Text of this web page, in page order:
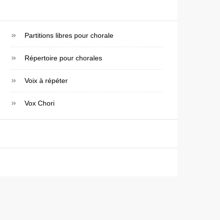
Partitions libres pour chorale
Répertoire pour chorales
Voix à répéter
Vox Chori